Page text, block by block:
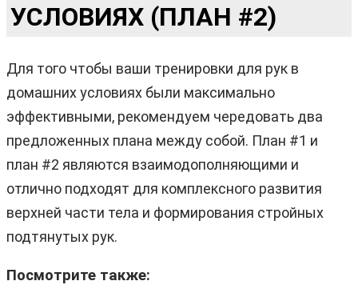
УСЛОВИЯХ (ПЛАН #2)
Для того чтобы ваши тренировки для рук в
домашних условиях были максимально
эффективными, рекомендуем чередовать два
предложенных плана между собой. План #1 и
план #2 являются взаимодополняющими и
отлично подходят для комплексного развития
верхней части тела и формирования стройных
подтянутых рук.
Посмотрите также: